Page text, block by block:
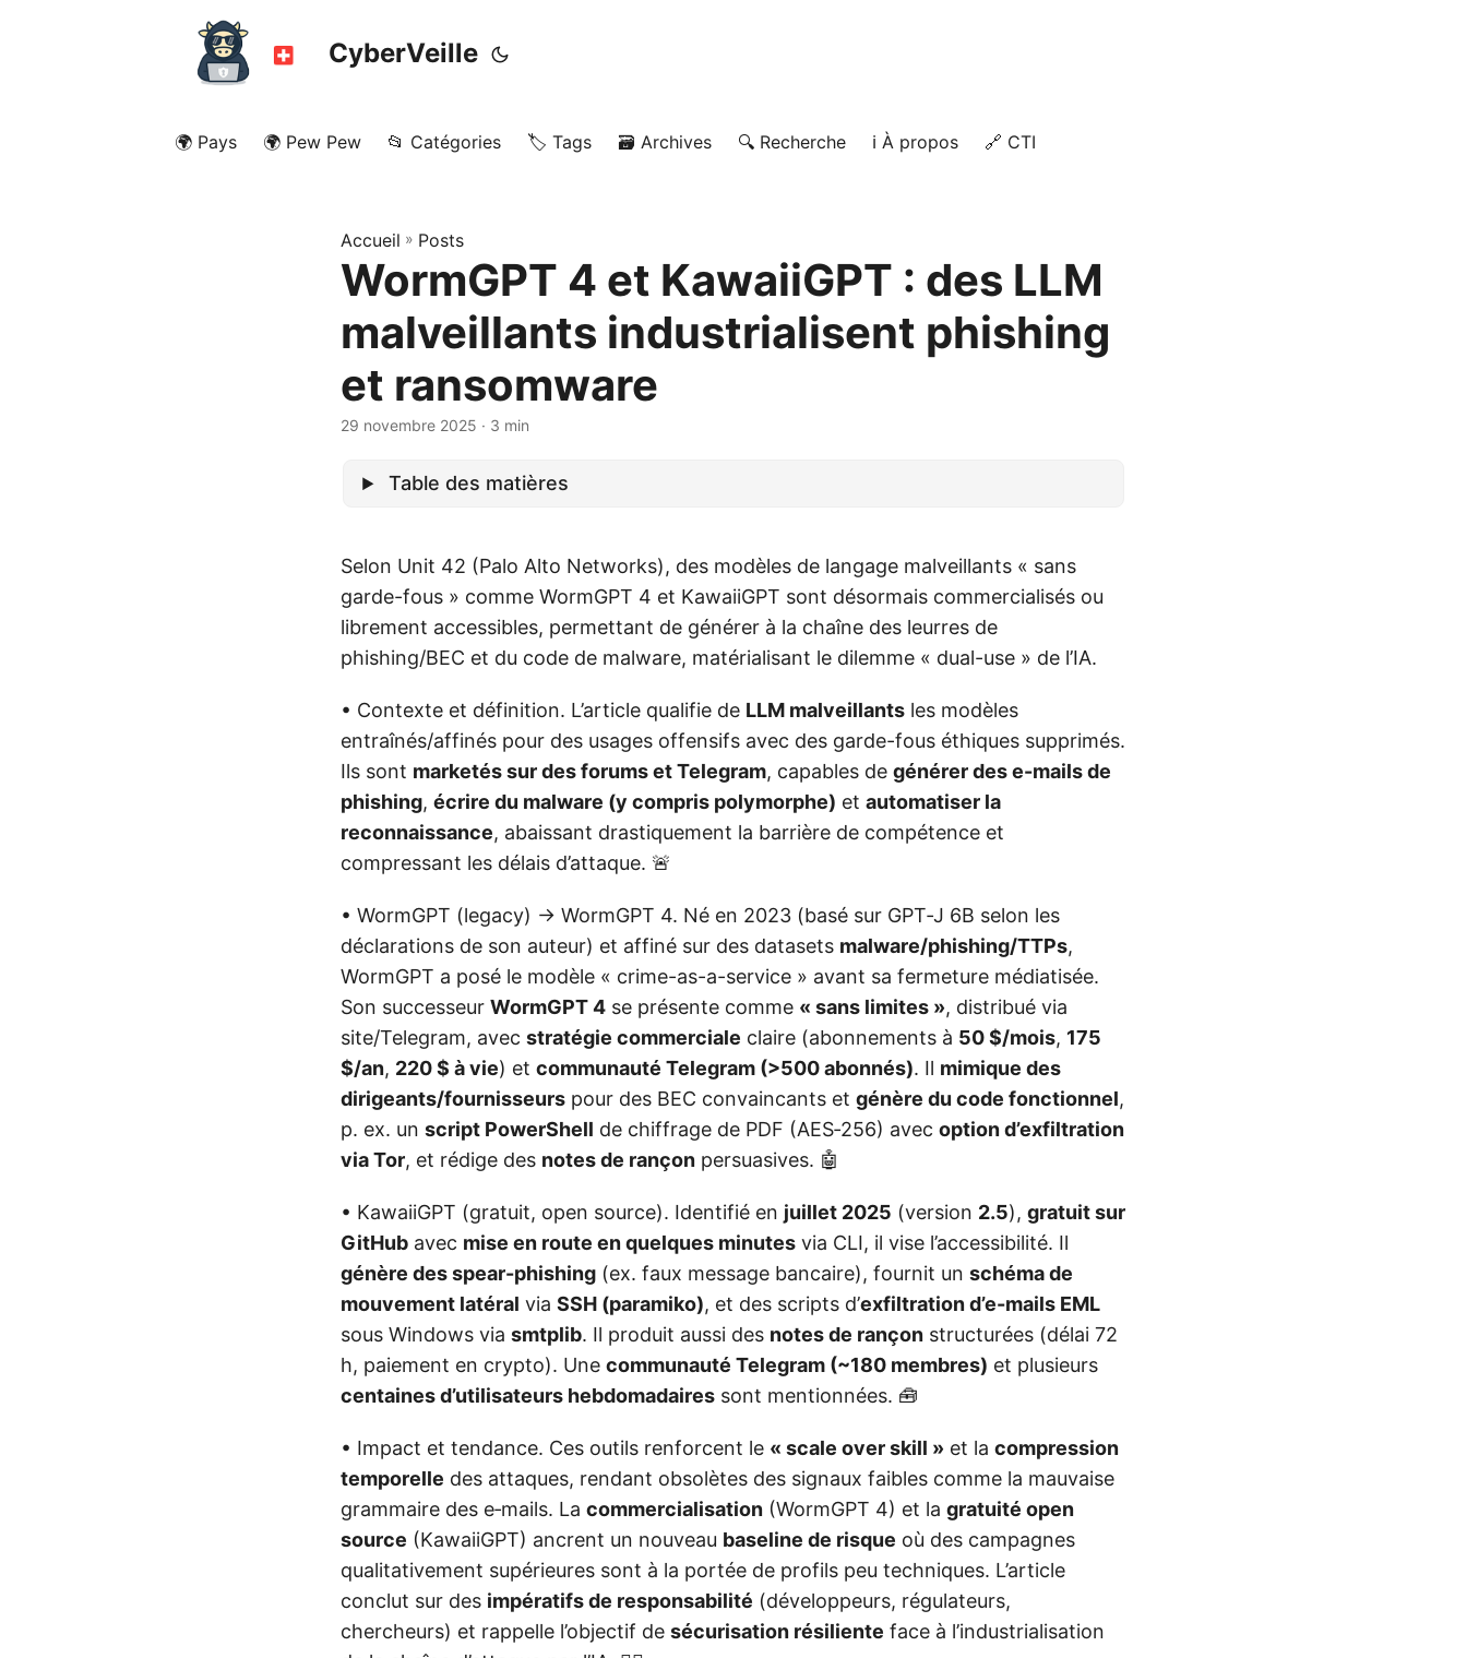
CyberVeille
🌍 Pays 🌍 Pew Pew 📂 Catégories 🏷️ Tags 🗃️ Archives 🔍 Recherche ℹ️ À propos 🔗 CTI
Accueil » Posts
WormGPT 4 et KawaiiGPT : des LLM
malveillants industrialisent phishing
et ransomware
29 novembre 2025 · 3 min
Table des matières
Selon Unit 42 (Palo Alto Networks), des modèles de langage malveillants « sans
garde-fous » comme WormGPT 4 et KawaiiGPT sont désormais commercialisés ou
librement accessibles, permettant de générer à la chaîne des leurres de
phishing/BEC et du code de malware, matérialisant le dilemme « dual-use » de l’IA.
• Contexte et définition. L’article qualifie de LLM malveillants les modèles
entraînés/affinés pour des usages offensifs avec des garde-fous éthiques supprimés.
Ils sont marketés sur des forums et Telegram, capables de générer des e-mails de
phishing, écrire du malware (y compris polymorphe) et automatiser la
reconnaissance, abaissant drastiquement la barrière de compétence et
compressant les délais d’attaque. 🚨
• WormGPT (legacy) → WormGPT 4. Né en 2023 (basé sur GPT‑J 6B selon les
déclarations de son auteur) et affiné sur des datasets malware/phishing/TTPs,
WormGPT a posé le modèle « crime-as-a-service » avant sa fermeture médiatisée.
Son successeur WormGPT 4 se présente comme « sans limites », distribué via
site/Telegram, avec stratégie commerciale claire (abonnements à 50 $/mois, 175
$/an, 220 $ à vie) et communauté Telegram (>500 abonnés). Il mimique des
dirigeants/fournisseurs pour des BEC convaincants et génère du code fonctionnel,
p. ex. un script PowerShell de chiffrage de PDF (AES‑256) avec option d’exfiltration
via Tor, et rédige des notes de rançon persuasives. 🤖
• KawaiiGPT (gratuit, open source). Identifié en juillet 2025 (version 2.5), gratuit sur
GitHub avec mise en route en quelques minutes via CLI, il vise l’accessibilité. Il
génère des spear-phishing (ex. faux message bancaire), fournit un schéma de
mouvement latéral via SSH (paramiko), et des scripts d’exfiltration d’e-mails EML
sous Windows via smtplib. Il produit aussi des notes de rançon structurées (délai 72
h, paiement en crypto). Une communauté Telegram (~180 membres) et plusieurs
centaines d’utilisateurs hebdomadaires sont mentionnées. 🧰
• Impact et tendance. Ces outils renforcent le « scale over skill » et la compression
temporelle des attaques, rendant obsolètes des signaux faibles comme la mauvaise
grammaire des e‑mails. La commercialisation (WormGPT 4) et la gratuité open
source (KawaiiGPT) ancrent un nouveau baseline de risque où des campagnes
qualitativement supérieures sont à la portée de profils peu techniques. L’article
conclut sur des impératifs de responsabilité (développeurs, régulateurs,
chercheurs) et rappelle l’objectif de sécurisation résiliente face à l’industrialisation